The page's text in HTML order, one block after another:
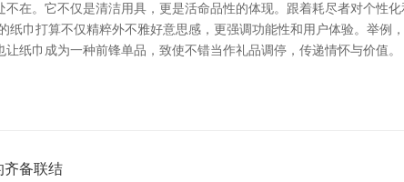
在。它不仅是清洁用具，更是活命品性的体现。跟着耗尽者对个
纸巾打算不仅精粹外不雅好意思感，更强调功能性和用户体验。举
纸巾成为一种前锋单品，致使不错当作礼品调停，传递情怀与价值
齐备联结